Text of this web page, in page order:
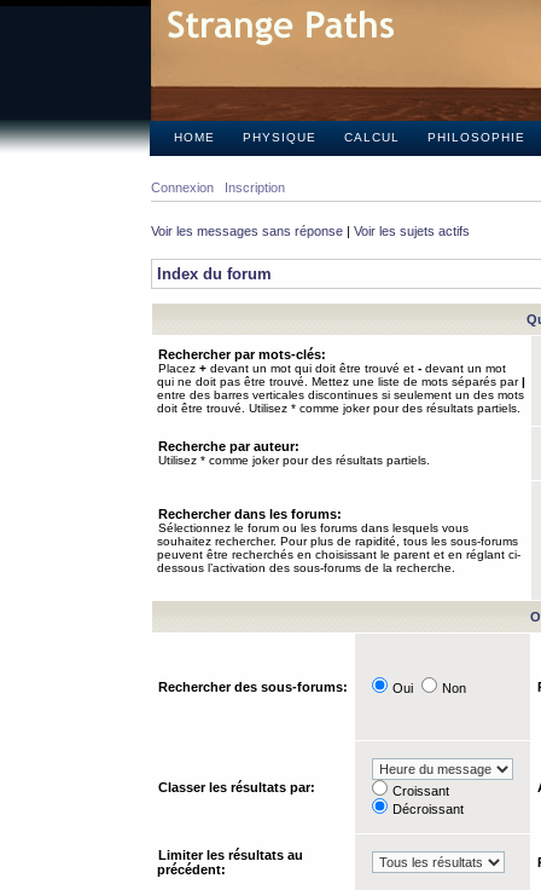
HOME PHYSIQUE CALCUL PHILOSOPHIE
Connexion Inscription
Voir les messages sans réponse | Voir les sujets actifs
Index du forum
Rechercher par mots-clés:
Placez + devant un mot qui doit être trouvé et - devant un mot
qui ne doit pas être trouvé. Mettez une liste de mots séparés par|
entre des barres verticales discontinues si seulement un des mots
doit être trouvé. Utilisez * comme joker pour des résultats partiels.
Recherche par auteur:
Utilisez * comme joker pour des résultats partiels.
Rechercher dans les forums:
Sélectionnez le forum ou les forums dans lesquels vous
souhaitez rechercher. Pour plus de rapidité, tous les sous-forums
peuvent être recherchés en choisissant le parent et en réglant ci-
dessous l’activation des sous-forums de la recherche.
Rechercher des sous-forums: Oui Non
Classer les résultats par:
Croissant
Décroissant
Limiter les résultats au
précédent: